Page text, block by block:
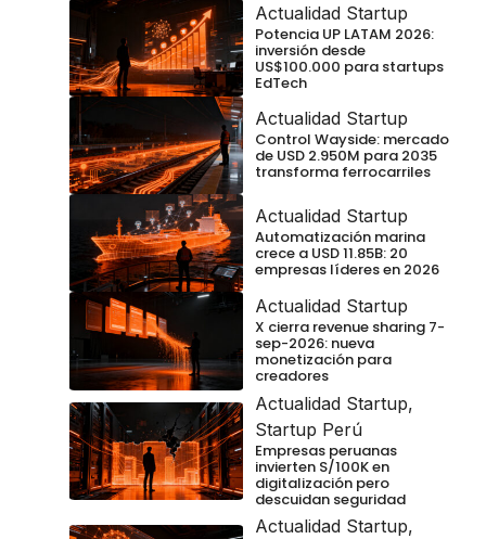
Actualidad Startup
Potencia UP LATAM 2026:
inversión desde
US$100.000 para startups
EdTech
Actualidad Startup
Control Wayside: mercado
de USD 2.950M para 2035
transforma ferrocarriles
Actualidad Startup
Automatización marina
crece a USD 11.85B: 20
empresas líderes en 2026
Actualidad Startup
X cierra revenue sharing 7-
sep-2026: nueva
monetización para
creadores
Actualidad Startup,
Startup Perú
Empresas peruanas
invierten S/100K en
digitalización pero
descuidan seguridad
Actualidad Startup,